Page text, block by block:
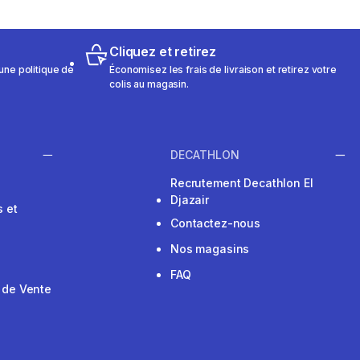
politique de
Cliquez et retirez
Économisez les frais de livraison et retirez votre
colis au magasin.
et
Vente
DECATHLON
Recrutement Decathlon El
Djazair
Contactez-nous
Nos magasins
FAQ